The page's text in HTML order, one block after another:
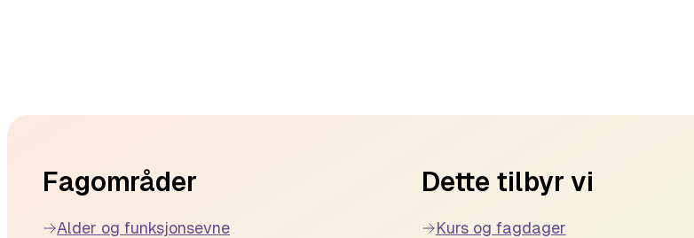
Footer
Fagområder
Alder og funksjonsevne
Dette tilbyr vi
Kurs og fagdager